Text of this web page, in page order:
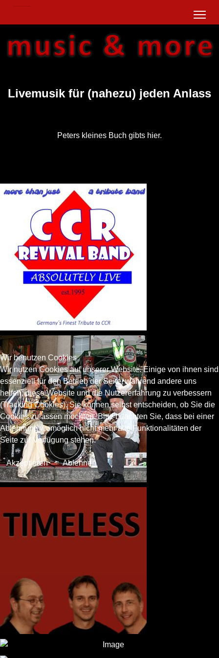
Livemusik für (nahezu) jeden Anlass
Peters kleines Buch gibts hier.
Wir benutzen Cookies
Wir nutzen Cookies auf unserer Website. Einige von ihnen sind
essenziell für den Betrieb der Seite, während andere uns
helfen, diese Website und die Nutzererfahrung zu verbessern
(Tracking Cookies). Sie können selbst entscheiden, ob Sie die
Cookies zulassen möchten. Bitte beachten Sie, dass bei einer
Ablehnung womöglich nicht mehr alle Funktionalitäten der
Seite zur Verfügung stehen.
Akzeptieren Ablehnen